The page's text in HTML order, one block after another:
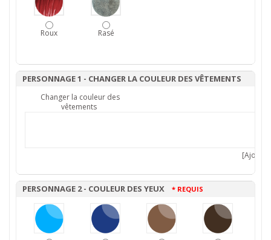
Roux Rasé
PERSONNAGE 1 - CHANGER LA COULEUR DES VÊTEMENTS
Changer la couleur des
vêtements
PERSONNAGE 2 - COULEUR DES YEUX * REQUIS